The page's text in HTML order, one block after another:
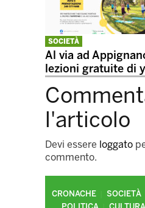
SOCIETÀ
Al via ad
lezioni gratuite di
l'articolo
Devi essere loggato
commento.
CRONACHE SOCIETÀ